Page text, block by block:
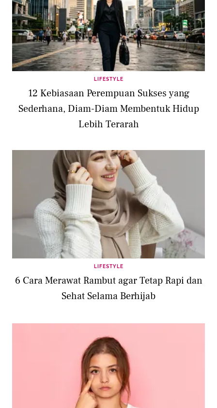
LIFESTYLE
12 Kebiasaan Perempuan Sukses yang
Sederhana, Diam-Diam Membentuk Hidup
Lebih Terarah
LIFESTYLE
6 Cara Merawat Rambut agar Tetap Rapi dan
Sehat Selama Berhijab